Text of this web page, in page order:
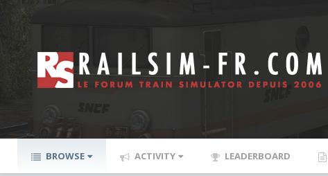
BROWSE ACTIVITY LEADERBOARD